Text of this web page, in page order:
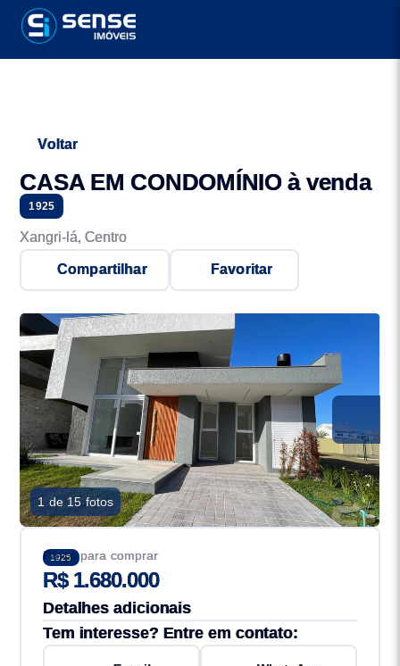
Voltar
CASA EM CONDOMÍNIO à venda
1925
Xangri-lá, Centro
Compartilhar Favoritar
1 de 15 fotos
1925
Preço para comprar
R$ 1.680.000
Detalhes adicionais
Tem interesse? Entre em contato: